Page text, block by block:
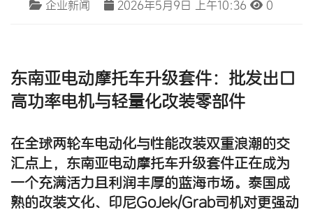
企业新闻 2026年5月9日 上午10:36 0
东南亚电动摩托车升级套件： 批发出口
高功率电机与轻量化改装零部件
在全球两轮车电动化与性能改装双重浪潮的交
汇点上， 东南亚电动摩托车升级套件正在成为
一个充满活力且利润丰厚的蓝海市场。泰国成
熟的改装文化、印尼GoJek/Grab司机对更强动